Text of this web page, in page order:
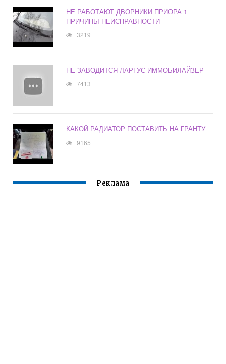
НЕ РАБОТАЮТ ДВОРНИКИ ПРИОРА 1
ПРИЧИНЫ НЕИСПРАВНОСТИ
3219
НЕ ЗАВОДИТСЯ ЛАРГУС ИММОБИЛАЙЗЕР
7413
КАКОЙ РАДИАТОР ПОСТАВИТЬ НА ГРАНТУ
9165
Реклама